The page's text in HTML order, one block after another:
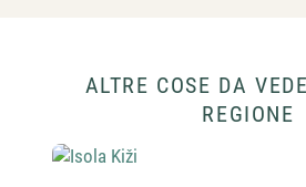
ALTRE COSE DA
REGIONE